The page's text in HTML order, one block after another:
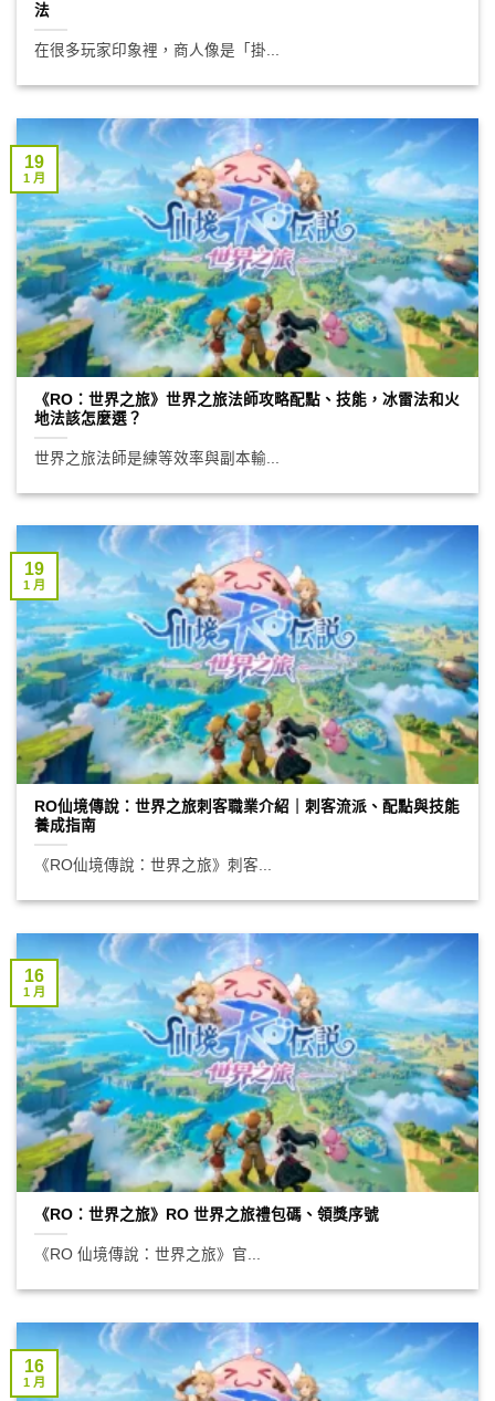
法
在很多玩家印象裡，商人像是「掛...
《RO：世界之旅》世界之旅法師攻略配點、技能，冰雷法和火
地法該怎麼選？
世界之旅法師是練等效率與副本輸...
19
1 月
RO仙境傳說：世界之旅刺客職業介紹｜刺客流派、配點與技能
養成指南
《RO仙境傳說：世界之旅》刺客...
19
1 月
《RO：世界之旅》RO 世界之旅禮包碼、領獎序號
《RO 仙境傳說：世界之旅》官...
16
1 月
16
1 月